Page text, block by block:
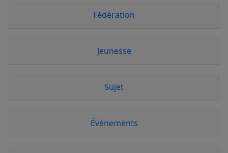
Fédération
Jeunesse
Sujet
Évènements